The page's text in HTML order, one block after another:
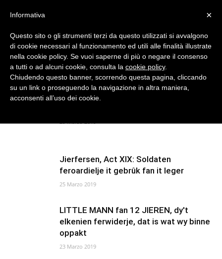
Knowing
Thús blog
29 Marzo 2019
Jierfersen, Act XIX: Soldaten
feroardielje it gebrûk fan it leger
25 Marzo 2019
LITTLE MANN fan 12 JIEREN, dy't
elkenien ferwiderje, dat is wat wy binne
oppakt
23 Marzo 2019
×
Informativa
Questo sito o gli strumenti terzi da questo utilizzati si avvalgono
di cookie necessari al funzionamento ed utili alle finalità illustrate
nella cookie policy. Se vuoi saperne di più o negare il consenso
a tutti o ad alcuni cookie, consulta la cookie policy.
Chiudendo questo banner, scorrendo questa pagina, cliccando
su un link o proseguendo la navigazione in altra maniera,
acconsenti all’uso dei cookie.